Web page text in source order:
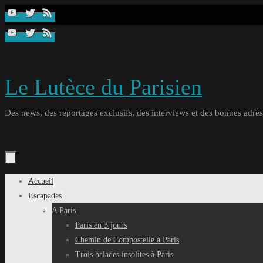
Passer
contenu
Le Lutèce du Parisien
Des news, des reportages exclusifs, des interviews et des bonnes
Passer
Accueil
Escapades
A Paris
Paris en 3 jours
Chemin de Compostelle à Paris
Trois balades insolites à Paris